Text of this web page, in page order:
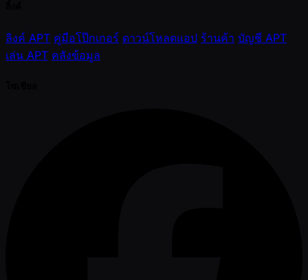
ลิงค์ APT คู่มือโป๊กเกอร์ ดาวน์โหลดแอป ร้านค้า บัญชี APT
เล่น APT คลังข้อมูล